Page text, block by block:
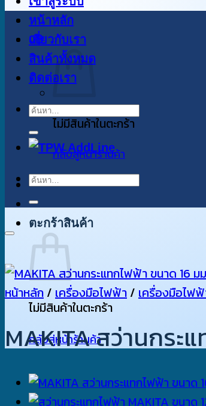
0฿
ไม่มีสินค้าในตะกร้า
กลับสู่หน้าร้านค้า
ตะกร้าสินค้า
ไม่มีสินค้าในตะกร้า
กลับสู่หน้าร้านค้า
หน้าหลัก
เกี่ยวกับเรา
สินค้าทั้งหมด
ติดต่อเรา
ค้นหา:
ค้นหา:
หน้าหลัก / เครื่องมือไฟฟ้า / เครื่องมือไฟ
MAKITA สว่านกระ